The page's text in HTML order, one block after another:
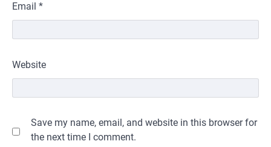
Email *
Website
Save my name, email, and website in this browser for
the next time I comment.